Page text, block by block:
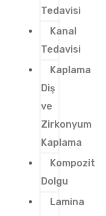
Tedavisi
Kanal
Tedavisi
Kaplama
Diş
ve
Zirkonyum
Kaplama
Kompozit
Dolgu
Lamina